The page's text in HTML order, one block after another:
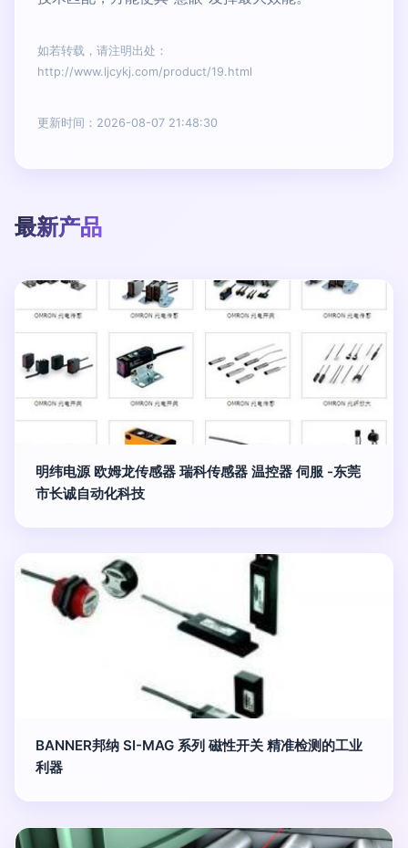
如若转载，请注明出处：
http://www.ljcykj.com/product/19.html
更新时间：2026-08-07 21:48:30
最新产品
明纬电源 欧姆龙传感器 瑞科传感器 温控器 伺服 -东莞
市长诚自动化科技
BANNER邦纳 SI-MAG 系列 磁性开关 精准检测的工业
利器